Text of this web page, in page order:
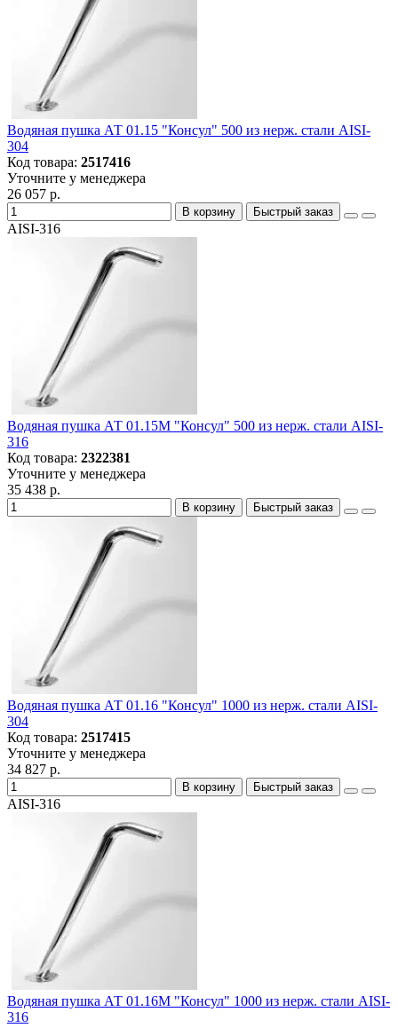
Водяная пушка АТ 01.15 "Консул" 500 из нерж. стали AISI-
304
Код товара: 2517416
Уточните у менеджера
26 057 р.
В корзину Быстрый заказ
AISI-316
Водяная пушка АТ 01.15M "Консул" 500 из нерж. стали AISI-
316
Код товара: 2322381
Уточните у менеджера
35 438 р.
В корзину Быстрый заказ
Водяная пушка АТ 01.16 "Консул" 1000 из нерж. стали AISI-
304
Код товара: 2517415
Уточните у менеджера
34 827 р.
В корзину Быстрый заказ
AISI-316
Водяная пушка АТ 01.16M "Консул" 1000 из нерж. стали AISI-
316